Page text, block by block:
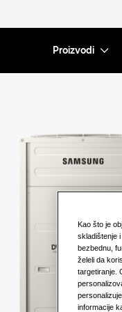
Proizvodi
Kao što je
skladištenje
bezbednu,
želeli da
targetiranje.
informacije